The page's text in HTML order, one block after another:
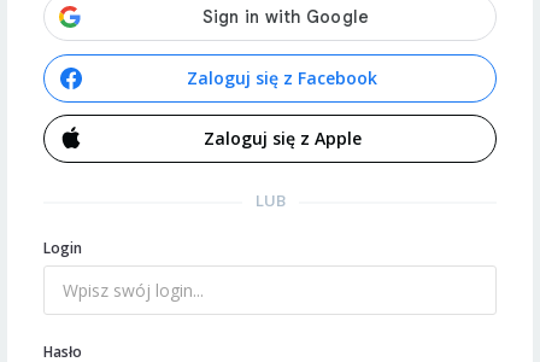
Zaloguj się z Facebook
Zaloguj się z Apple
LUB
Login
Hasło